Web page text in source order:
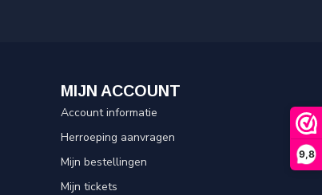
9,8
MIJN ACCOUNT
Account informatie
Herroeping aanvragen
Mijn bestellingen
Mijn tickets